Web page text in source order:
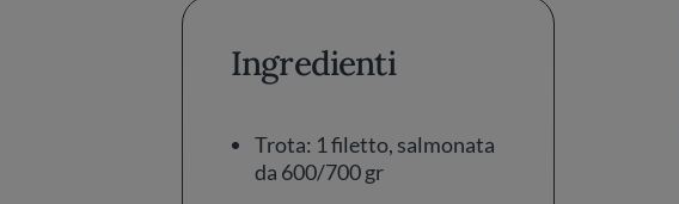
Ingredienti
Trota: 1 filetto, salmonata
da 600/700 gr